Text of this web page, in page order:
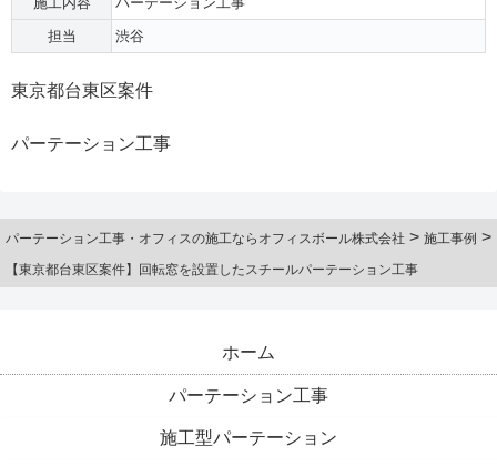
担当
渋谷
東京都台東区案件
パーテーション工事
パーテーション工事・オフィスの施工ならオフィスボール株式会社 > 施工事例 >
【東京都台東区案件】回転窓を設置したスチールパーテーション工事
ホーム
パーテーション工事
施工型パーテーション